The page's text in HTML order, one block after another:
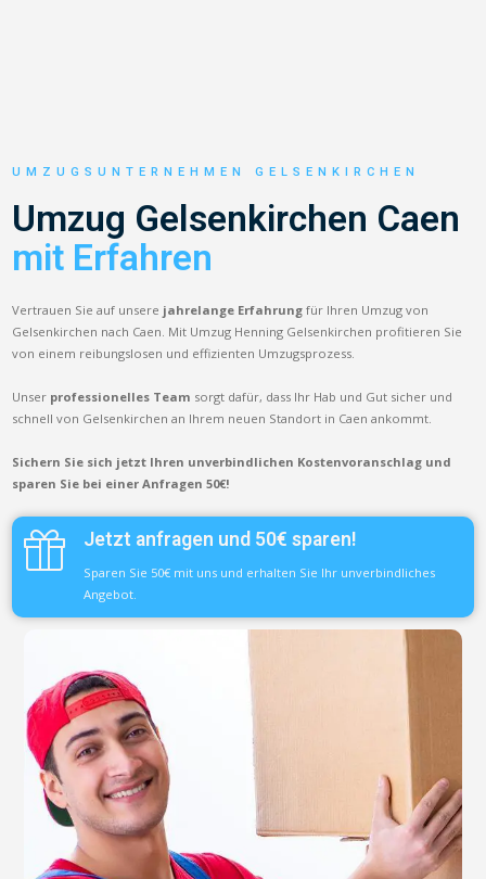
UMZUGSUNTERNEHMEN GELSENKIRCHEN
Umzug Gelsenkirchen Caen
mit Erfahren
Vertrauen Sie auf unsere jahrelange Erfahrung für Ihren Umzug von
Gelsenkirchen nach Caen. Mit Umzug Henning Gelsenkirchen profitieren Sie
von einem reibungslosen und effizienten Umzugsprozess.
Unser professionelles Team sorgt dafür, dass Ihr Hab und Gut sicher und
schnell von Gelsenkirchen an Ihrem neuen Standort in Caen ankommt.
Sichern Sie sich jetzt Ihren unverbindlichen Kostenvoranschlag und
sparen Sie bei einer Anfragen 50€!
Jetzt anfragen und 50€ sparen!
Sparen Sie 50€ mit uns und erhalten Sie Ihr unverbindliches
Angebot.